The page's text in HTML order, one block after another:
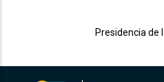
Presidencia de